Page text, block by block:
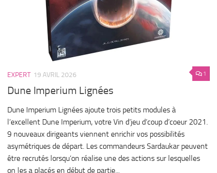
1
EXPERT 19 AVRIL 2026
Dune Imperium Lignées
Dune Imperium Lignées ajoute trois petits modules à
l’excellent Dune Imperium, votre Vin d’jeu d’coup d’coeur 2021.
9 nouveaux dirigeants viennent enrichir vos possibilités
asymétriques de départ. Les commandeurs Sardaukar peuvent
être recrutés lorsqu’on réalise une des actions sur lesquelles
on les a placés en début de partie...